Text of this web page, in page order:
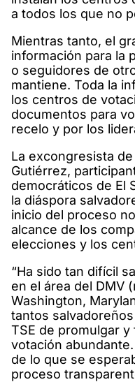
a todos los que no
Mientras tanto, el
información para la
o seguidores de
mantiene. Toda la
los centros de
documentos para
recelo y por los
La excongresista
Gutiérrez,
democráticos de El
la diáspora
inicio del proceso
alcance de los
elecciones y los
“Ha sido tan difícil
en el área del DMV
Washington,
tantos
TSE de promulgar
votación
de lo que se
proceso